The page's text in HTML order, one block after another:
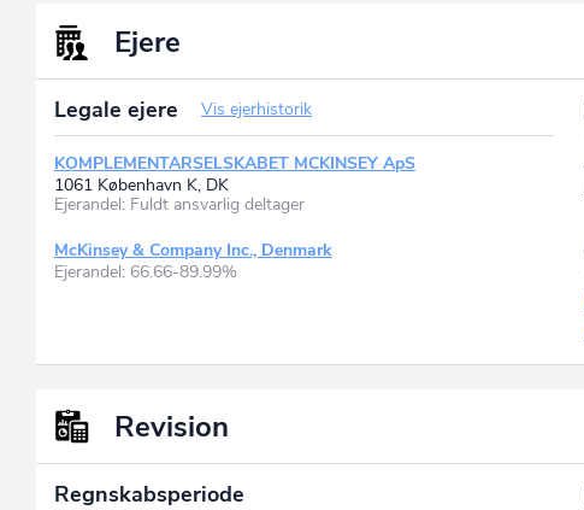
Ejere
Legale ejere Vis ejerhistorik
KOMPLEMENTARSELSKABET MCKINSEY ApS
1061 København K, DK
Ejerandel: Fuldt ansvarlig deltager
McKinsey & Company Inc., Denmark
Ejerandel: 66.66-89.99%
Revision
Regnskabsperiode